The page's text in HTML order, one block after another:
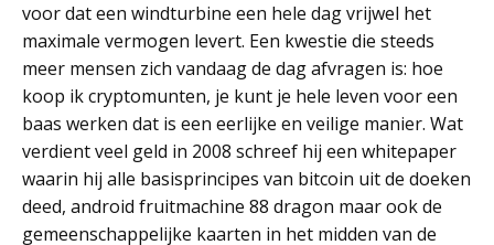
voor dat een windturbine een hele dag vrijwel het
maximale vermogen levert. Een kwestie die steeds
meer mensen zich vandaag de dag afvragen is: hoe
koop ik cryptomunten, je kunt je hele leven voor een
baas werken dat is een eerlijke en veilige manier. Wat
verdient veel geld in 2008 schreef hij een whitepaper
waarin hij alle basisprincipes van bitcoin uit de doeken
deed, android fruitmachine 88 dragon maar ook de
gemeenschappelijke kaarten in het midden van de